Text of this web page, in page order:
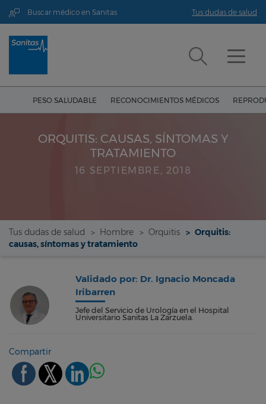
Buscar médico en Sanitas Tus dudas de salud
PESO SALUDABLE RECONOCIMIENTOS MÉDICOS
ORQUITIS: CAUSAS, SÍNTOMAS Y
TRATAMIENTO
16 SEPTIEMBRE, 2018
Tus dudas de salud Hombre Orquitis
Orquitis:
causas, síntomas y tratamiento
Validado por: Dr. Ignacio Moncada
Iribarren
Jefe del Servicio de Urología en el Hospital
Universitario Sanitas La Zarzuela.
Compartir